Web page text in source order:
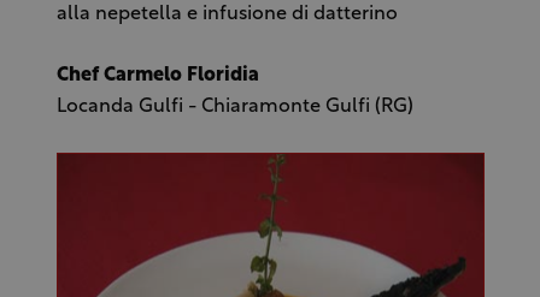
alla nepetella e infusione di datterino
Chef Carmelo Floridia
Locanda Gulfi - Chiaramonte Gulfi (RG)